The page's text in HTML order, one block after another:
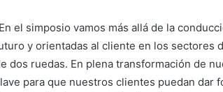
el simposio vamos más allá de la
y orientadas al cliente en los sectores
dos ruedas. En plena transformación de
para que nuestros clientes puedan dar